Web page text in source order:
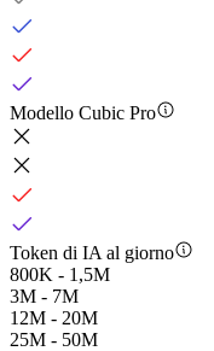
Modello Cubic Pro
Token di IA al giorno
800K - 1,5M
3M - 7M
12M - 20M
25M - 50M